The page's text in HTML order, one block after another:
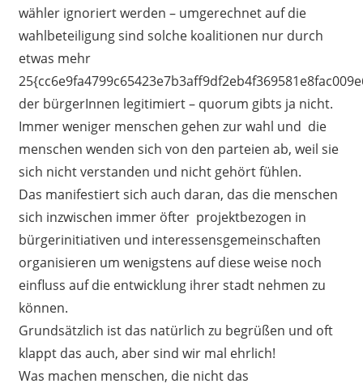
wähler ignoriert werden – umgerechnet auf die
wahlbeteiligung sind solche koalitionen nur durch
etwas mehr
der bürgerInnen legitimiert – quorum gibts ja nicht.
Immer weniger menschen gehen zur wahl und die
menschen wenden sich von den parteien ab, weil sie
sich nicht verstanden und nicht gehört fühlen.
Das manifestiertsich auch daran, das die menschen
sich inzwischen immer öfter projektbezogen in
bürgerinitiativen und interessensgemeinschaften
organisieren um wenigstens auf diese weise noch
einfluss auf die entwicklung ihrer stadt nehmen zu
können.
Grundsätzlich ist das natürlich zu begrüßen und oft
klappt das auch, aber sind wir mal ehrlich!
Was machen menschen, die nicht das